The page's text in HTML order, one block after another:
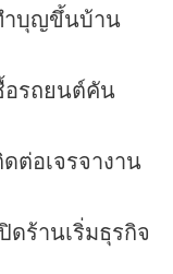
ำบุญขึ้นบ้าน
อรถยนต์คัน
ต่อเจรจางาน
ดร้านเริ่มธุรกิจ